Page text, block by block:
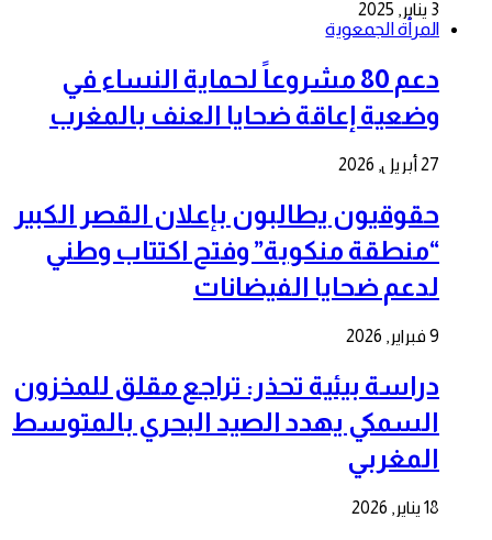
3 يناير, 2025
المرأة الجمعوية
دعم 80 مشروعاً لحماية النساء في
وضعية إعاقة ضحايا العنف بالمغرب
27 أبريل, 2026
حقوقيون يطالبون بإعلان القصر الكبير
“منطقة منكوبة” وفتح اكتتاب وطني
لدعم ضحايا الفيضانات
9 فبراير, 2026
دراسة بيئية تحذر: تراجع مقلق للمخزون
السمكي يهدد الصيد البحري بالمتوسط
المغربي
18 يناير, 2026